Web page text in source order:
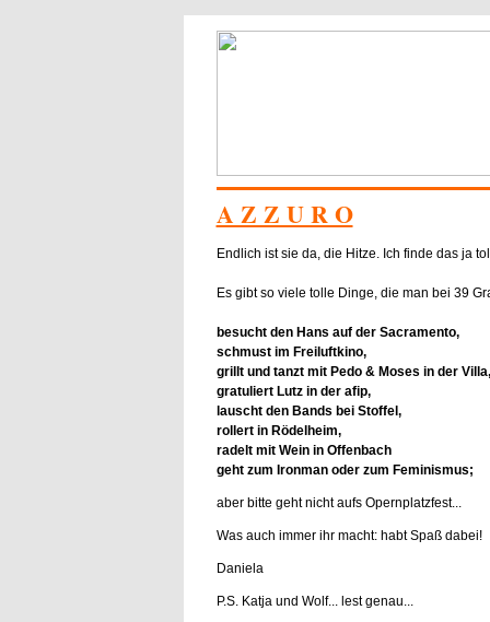
A Z Z U R O
Endlich ist sie da, die Hitze. Ich finde das ja
Es gibt so viele tolle Dinge, die man bei 39
besucht den Hans auf der Sacramento,
schmust im Freiluftkino,
grillt und tanzt mit Pedo & Moses in der Villa,
gratuliert Lutz in der afip,
lauscht den Bands bei Stoffel,
rollert in Rödelheim,
radelt mit Wein in Offenbach
geht zum Ironman oder zum Feminismus;
aber bitte geht nicht aufs Opernplatzfest...
Was auch immer ihr macht: habt Spaß dabei!
Daniela
P.S. Katja und Wolf... lest genau...